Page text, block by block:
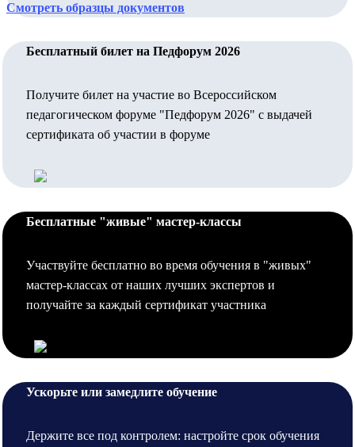
Смотреть образцы документов
Бесплатный билет на Педфорум 2026
Получите билет на участие во Всероссийском
педагогическом форуме "Педфорум 2026" с выдачей
сертификата об участии в форуме
Бесплатные "живые" мастер-классы
Участвуйте бесплатно во время обучения в "живых"
мастер-классах от наших лучших экспертов и
получайте за каждый сертификат участника
Ускорьте или замедлите обучение
Держите все под контролем: настройте срок обучения